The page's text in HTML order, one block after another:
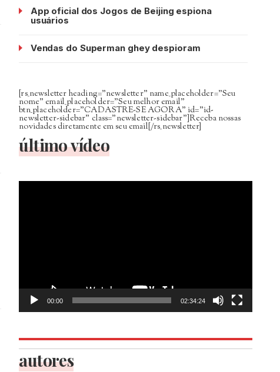
App oficial dos Jogos de Beijing espiona
usuários
Vendas do Superman ghey despioram
[rs_newsletter heading=”newsletter” name_placeholder=”Seu
nome” email_placeholder=”Seu melhor email”
btn_placeholder=”CADASTRE-SE AGORA” id=”id-
newsletter-sidebar” class=”newsletter-sidebar”]Receba nossas
novidades diretamente em seu email[/rs_newsletter]
último vídeo
Tocador
00:00 02:34:24
autores